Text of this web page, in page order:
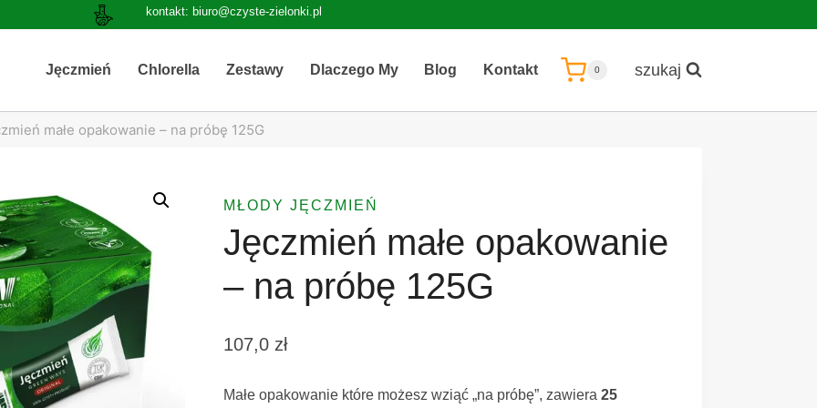
kontakt: biuro@czyste-zielonki.pl
Jęczmień Chlorella Zestawy Dlaczego My Blog Kontakt 0 szukaj
małe opakowanie – na próbę 125G
MŁODY JĘCZMIEŃ
Jęczmień małe opakowanie
– na próbę 125G
107,0 zł
Małe opakowanie które możesz wziąć „na próbę”, zawiera 25